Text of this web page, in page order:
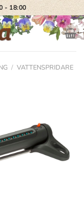
- 18:00
/ VATTENSPRIDARE